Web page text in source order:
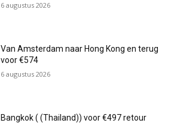
6 augustus 2026
Van Amsterdam naar Hong Kong en terug
voor €574
6 augustus 2026
Bangkok ( (Thailand)) voor €497 retour